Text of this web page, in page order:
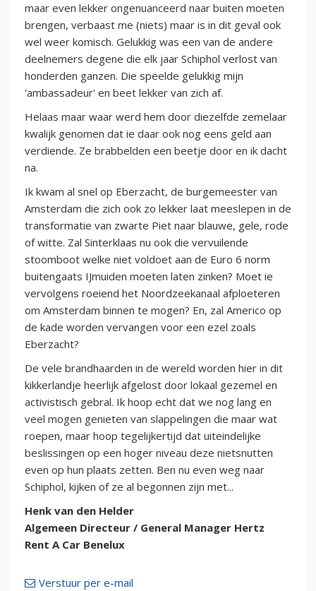
maar even lekker ongenuanceerd naar buiten moeten
brengen, verbaast me (niets) maar is in dit geval ook
wel weer komisch. Gelukkig was een van de andere
deelnemers degene die elk jaar Schiphol verlost van
honderden ganzen. Die speelde gelukkig mijn
'ambassadeur' en beet lekker van zich af.
Helaas maar waar werd hem door diezelfde zemelaar
kwalijk genomen dat ie daar ook nog eens geld aan
verdiende. Ze brabbelden een beetje door en ik dacht
na.
Ik kwam al snel op Eberzacht, de burgemeester van
Amsterdam die zich ook zo lekker laat meeslepen in de
transformatie van zwarte Piet naar blauwe, gele, rode
of witte. Zal Sinterklaas nu ook die vervuilende
stoomboot welke niet voldoet aan de Euro 6 norm
buitengaats IJmuiden moeten laten zinken? Moet ie
vervolgens roeiend het Noordzeekanaal afploeteren
om Amsterdam binnen te mogen? En, zal Americo op
de kade worden vervangen voor een ezel zoals
Eberzacht?
De vele brandhaarden in de wereld worden hier in dit
kikkerlandje heerlijk afgelost door lokaal gezemel en
activistisch gebral. Ik hoop echt dat we nog lang en
veel mogen genieten van slappelingen die maar wat
roepen, maar hoop tegelijkertijd dat uiteindelijke
beslissingen op een hoger niveau deze nietsnutten
even op hun plaats zetten. Ben nu even weg naar
Schiphol, kijken of ze al begonnen zijn met...
Henk van den Helder
Algemeen Directeur / General Manager Hertz
Rent A Car Benelux
Verstuur per e-mail